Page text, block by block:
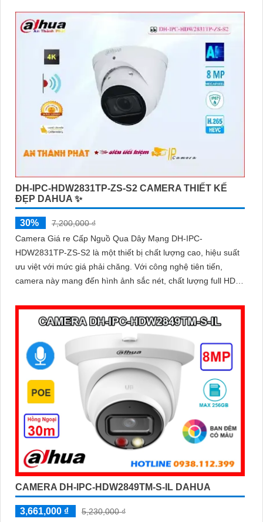
DH-IPC-HDW2831TP-ZS-S2 CAMERA THIẾT KẾ
ĐẸP DAHUA ✨
30%
7,200,000 ₫
Camera Giá re Cấp Nguồ Qua Dây Mạng DH-IPC-
HDW2831TP-ZS-S2 là một thiết bị chất lượng cao, hiệu suất
ưu việt với mức giá phải chăng. Với công nghệ tiên tiến,
camera này mang đến hình ảnh sắc nét, chất lượng full HD
CAMERA DH-IPC-HDW2849TM-S-IL DAHUA
3,661,000 ₫
5,230,000 ₫